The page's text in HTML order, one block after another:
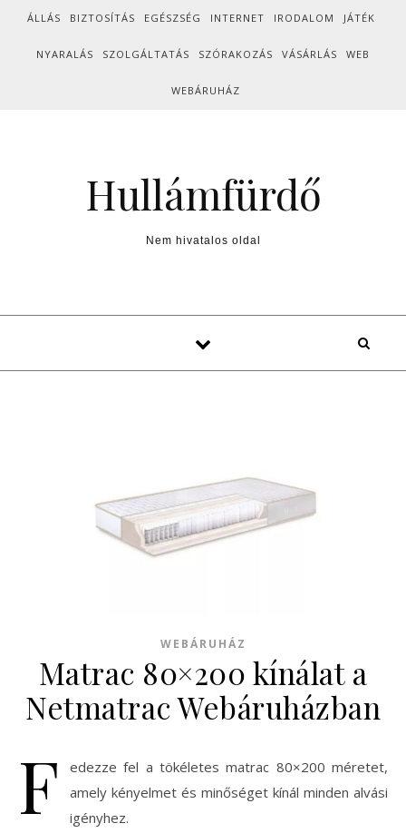
Skip to content
ÁLLÁS BIZTOSÍTÁS EGÉSZSÉG INTERNET IRODALOM JÁTÉK
NYARALÁS SZOLGÁLTATÁS SZÓRAKOZÁS VÁSÁRLÁS WEB
WEBÁRUHÁZ
Hullámfürdő
Nem hivatalos oldal
WEBÁRUHÁZ
Matrac 80×200 kínálat a
Netmatrac Webáruházban
F
edezze fel a tökéletes matrac 80×200 méretet,
amely kényelmet és minőséget kínál minden alvási
igényhez.